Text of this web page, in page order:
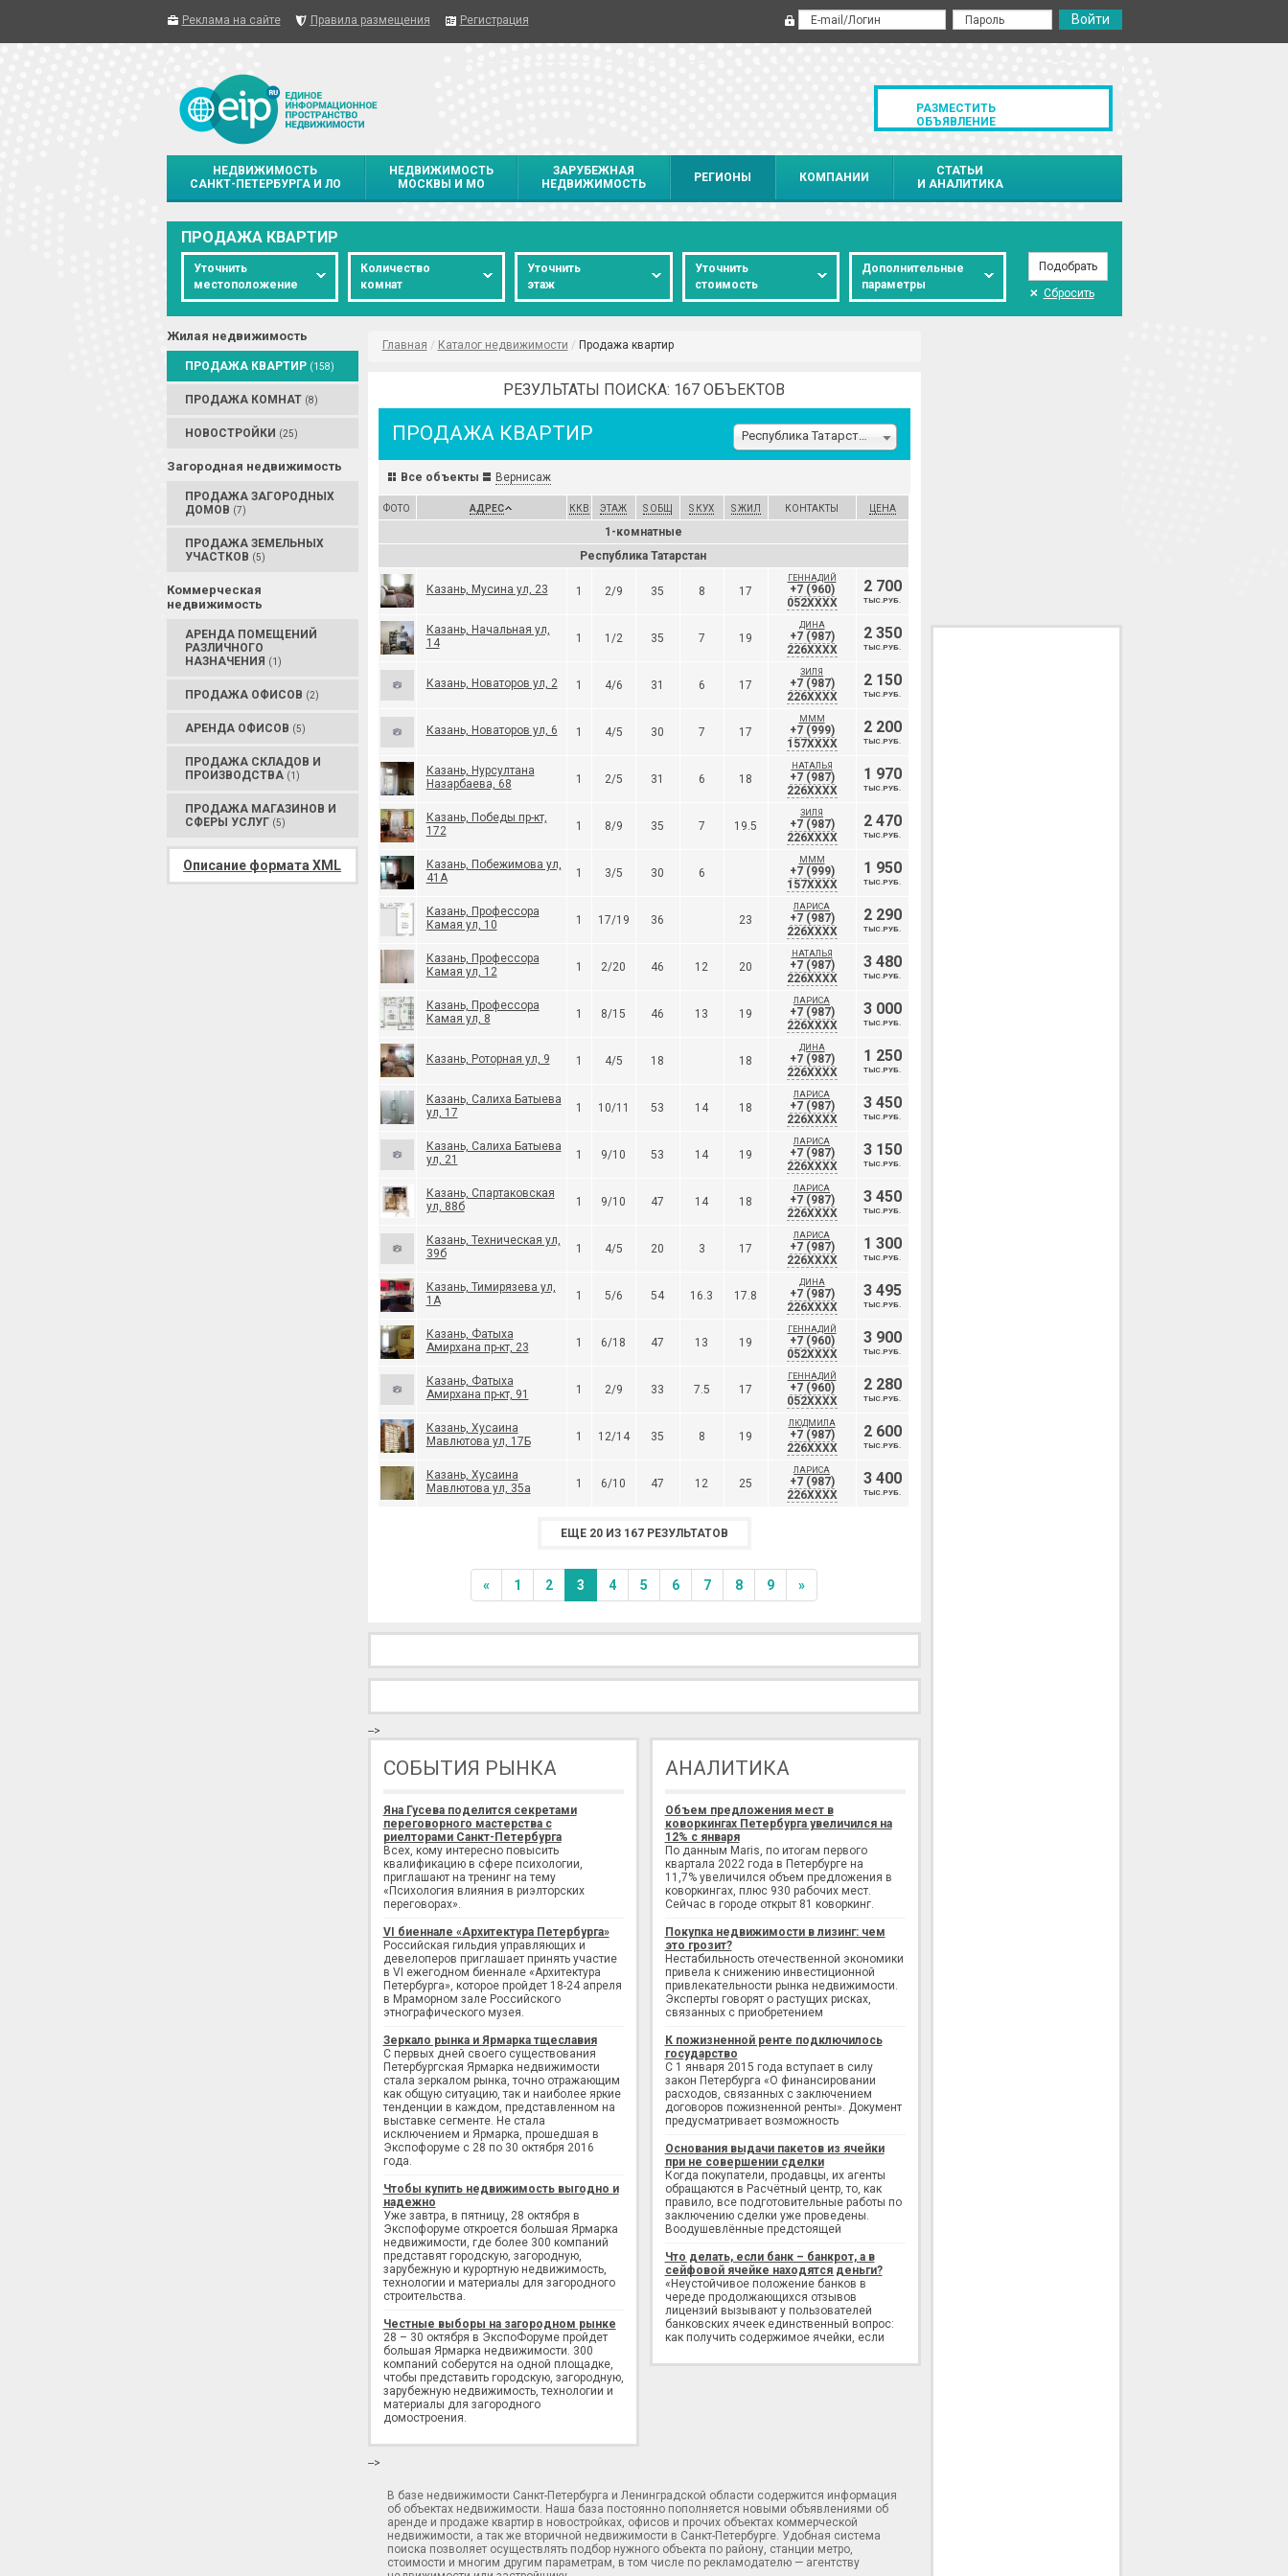
Реклама на сайте Правила размещения Регистрация
РАЗМЕСТИТЬ
ОБЪЯВЛЕНИЕ
НЕДВИЖИМОСТЬ
САНКТ-ПЕТЕРБУРГА И ЛО
НЕДВИЖИМОСТЬ
МОСКВЫ И МО
ЗАРУБЕЖНАЯ
НЕДВИЖИМОСТЬ
РЕГИОНЫ КОМПАНИИ
СТАТЬИ
И АНАЛИТИКА
ПРОДАЖА КВАРТИР
Уточнить
местоположение
Количество
комнат
Уточнить
этаж
Уточнить
стоимость
Дополнительные
параметры
Сбросить
Жилая недвижимость
ПРОДАЖА КВАРТИР (158)
ПРОДАЖА КОМНАТ (8)
НОВОСТРОЙКИ (25)
Загородная недвижимость
ПРОДАЖА ЗАГОРОДНЫХ
ДОМОВ (7)
ПРОДАЖА ЗЕМЕЛЬНЫХ
УЧАСТКОВ (5)
Коммерческая
недвижимость
АРЕНДА ПОМЕЩЕНИЙ
РАЗЛИЧНОГО
НАЗНАЧЕНИЯ (1)
ПРОДАЖА ОФИСОВ (2)
АРЕНДА ОФИСОВ (5)
ПРОДАЖА СКЛАДОВ И
ПРОИЗВОДСТВА (1)
ПРОДАЖА МАГАЗИНОВ И
СФЕРЫ УСЛУГ (5)
Описание формата XML
Главная / Каталог недвижимости / Продажа квартир
РЕЗУЛЬТАТЫ ПОИСКА: 167 ОБЪЕКТОВ
ПРОДАЖА КВАРТИР Республика Татарстан
Все объекты Вернисаж
ФОТО АДРЕС ККВ ЭТАЖ S ОБЩ S КУХ S ЖИЛ КОНТАКТЫ ЦЕНА
1-комнатные
Республика Татарстан
Казань, Мусина ул, 23 1 2/9 35 8 17
ГЕННАДИЙ
+7 (960)
052XXXX
2 700
ТЫС.РУБ.
Казань, Начальная ул,
14
1 1/2 35 7 19
ДИНА
+7 (987)
226XXXX
2 350
ТЫС.РУБ.
Казань, Новаторов ул, 2 1 4/6 31 6 17
ЗИЛЯ
+7 (987)
226XXXX
2 150
ТЫС.РУБ.
Казань, Новаторов ул, 6 1 4/5 30 7 17
МММ
+7 (999)
157XXXX
2 200
ТЫС.РУБ.
Казань, Нурсултана
Назарбаева, 68
1 2/5 31 6 18
НАТАЛЬЯ
+7 (987)
226XXXX
1 970
ТЫС.РУБ.
Казань, Победы пр-кт,
172
1 8/9 35 7 19.5
ЗИЛЯ
+7 (987)
226XXXX
2 470
ТЫС.РУБ.
Казань, Побежимова ул,
41А
1 3/5 30 6
МММ
+7 (999)
157XXXX
1 950
ТЫС.РУБ.
Казань, Профессора
Камая ул, 10
1 17/19 36 23
ЛАРИСА
+7 (987)
226XXXX
2 290
ТЫС.РУБ.
Казань, Профессора
Камая ул, 12
1 2/20 46 12 20
НАТАЛЬЯ
+7 (987)
226XXXX
3 480
ТЫС.РУБ.
Казань, Профессора
Камая ул, 8
1 8/15 46 13 19
ЛАРИСА
+7 (987)
226XXXX
3 000
ТЫС.РУБ.
Казань, Роторная ул, 9 1 4/5 18 18
ДИНА
+7 (987)
226XXXX
1 250
ТЫС.РУБ.
Казань, Салиха Батыева
ул, 17
1 10/11 53 14 18
ЛАРИСА
+7 (987)
226XXXX
3 450
ТЫС.РУБ.
Казань, Салиха Батыева
ул, 21
1 9/10 53 14 19
ЛАРИСА
+7 (987)
226XXXX
3 150
ТЫС.РУБ.
Казань, Спартаковская
ул, 88б
1 9/10 47 14 18
ЛАРИСА
+7 (987)
226XXXX
3 450
ТЫС.РУБ.
Казань, Техническая ул,
39б
1 4/5 20 3 17
ЛАРИСА
+7 (987)
226XXXX
1 300
ТЫС.РУБ.
Казань, Тимирязева ул,
1А
1 5/6 54 16.3 17.8
ДИНА
+7 (987)
226XXXX
3 495
ТЫС.РУБ.
Казань, Фатыха
Амирхана пр-кт, 23
1 6/18 47 13 19
ГЕННАДИЙ
+7 (960)
052XXXX
3 900
ТЫС.РУБ.
Казань, Фатыха
Амирхана пр-кт, 91
1 2/9 33 7.5 17
ГЕННАДИЙ
+7 (960)
052XXXX
2 280
ТЫС.РУБ.
Казань, Хусаина
Мавлютова ул, 17Б
1 12/14 35 8 19
ЛЮДМИЛА
+7 (987)
226XXXX
2 600
ТЫС.РУБ.
Казань, Хусаина
Мавлютова ул, 35а
1 6/10 47 12 25
ЛАРИСА
+7 (987)
226XXXX
3 400
ТЫС.РУБ.
ЕЩЕ 20 ИЗ 167 РЕЗУЛЬТАТОВ
« 1 2 3 4 5 6 7 8 9 »
-->
СОБЫТИЯ РЫНКА
Яна Гусева поделится секретами
переговорного мастерства с
риелторами Санкт-Петербурга
Всех, кому интересно повысить
квалификацию в сфере психологии,
приглашают на тренинг на тему
«Психология влияния в риэлторских
переговорах».
VI биеннале «Архитектура Петербурга»
Российская гильдия управляющих и
девелоперов приглашает принять участие
в VI ежегодном биеннале «Архитектура
Петербурга», которое пройдет 18-24 апреля
в Мраморном зале Российского
этнографического музея.
Зеркало рынка и Ярмарка тщеславия
С первых дней своего существования
Петербургская Ярмарка недвижимости
стала зеркалом рынка, точно отражающим
как общую ситуацию, так и наиболее яркие
тенденции в каждом, представленном на
выставке сегменте. Не стала
исключением и Ярмарка, прошедшая в
Экспофоруме с 28 по 30 октября 2016
года.
Чтобы купить недвижимость выгодно и
надежно
Уже завтра, в пятницу, 28 октября в
Экспофоруме откроется большая Ярмарка
недвижимости, где более 300 компаний
представят городскую, загородную,
зарубежную и курортную недвижимость,
технологии и материалы для загородного
строительства.
Честные выборы на загородном рынке
28 – 30 октября в ЭкспоФоруме пройдет
большая Ярмарка недвижимости. 300
компаний соберутся на одной площадке,
чтобы представить городскую, загородную,
зарубежную недвижимость, технологии и
материалы для загородного
домостроения.
АНАЛИТИКА
Объем предложения мест в
коворкингах Петербурга увеличился на
12% с января
По данным Maris, по итогам первого
квартала 2022 года в Петербурге на
11,7% увеличился объем предложения в
коворкингах, плюс 930 рабочих мест.
Сейчас в городе открыт 81 коворкинг.
Покупка недвижимости в лизинг: чем
это грозит?
Нестабильность отечественной экономики
привела к снижению инвестиционной
привлекательности рынка недвижимости.
Эксперты говорят о растущих рисках,
связанных с приобретением
К пожизненной ренте подключилось
государство
С 1 января 2015 года вступает в силу
закон Петербурга «О финансировании
расходов, связанных с заключением
договоров пожизненной ренты». Документ
предусматривает возможность
Основания выдачи пакетов из ячейки
при не совершении сделки
Когда покупатели, продавцы, их агенты
обращаются в Расчётный центр, то, как
правило, все подготовительные работы по
заключению сделки уже проведены.
Воодушевлённые предстоящей
Что делать, если банк – банкрот, а в
сейфовой ячейке находятся деньги?
«Неустойчивое положение банков в
череде продолжающихся отзывов
лицензий вызывают у пользователей
банковских ячеек единственный вопрос:
как получить содержимое ячейки, если
-->
В базе недвижимости Санкт-Петербурга и Ленинградской области содержится информация
об объектах недвижимости. Наша база постоянно пополняется новыми объявлениями об
аренде и продаже квартир в новостройках, офисов и прочих объектах коммерческой
недвижимости, а так же вторичной недвижимости в Санкт-Петербурге. Удобная система
поиска позволяет осуществлять подбор нужного объекта по району, станции метро,
стоимости и многим другим параметрам, в том числе по рекламодателю — агентству